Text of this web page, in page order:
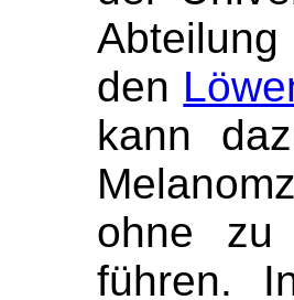
den
kann
ohne zu
führen.